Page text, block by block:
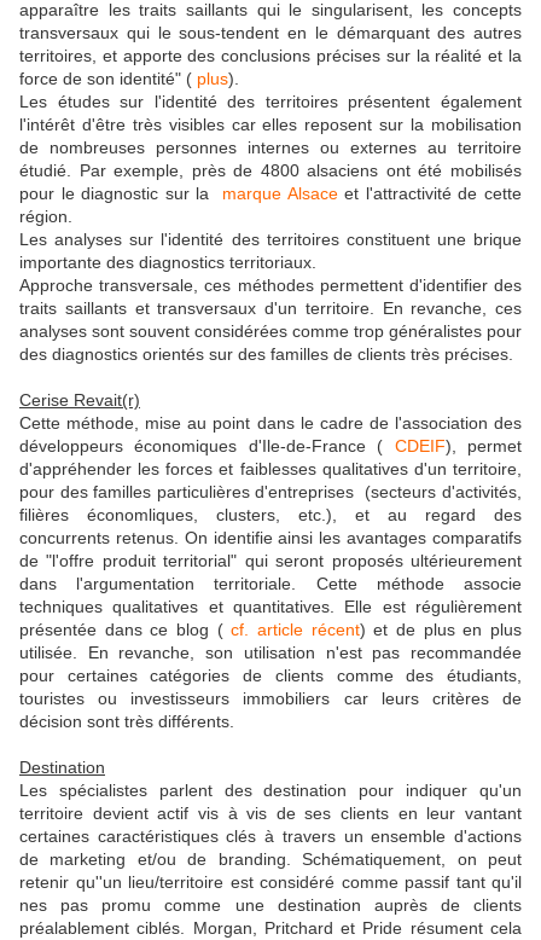
apparaître les traits saillants qui le singularisent, les concepts
transversaux qui le sous-tendent en le démarquant des autres
territoires, et apporte des conclusions précises sur la réalité et la
force de son identité" ( plus).
Les études sur l'identité des territoires présentent également
l'intérêt d'être très visibles car elles reposent sur la mobilisation
de nombreuses personnes internes ou externes au territoire
étudié. Par exemple, près de 4800 alsaciens ont été mobilisés
pour le diagnostic sur la
marque Alsaceet l'attractivité de cette
région.
Les analyses sur l'identité des territoires constituent une brique
importante des diagnostics territoriaux.
Approche transversale, ces méthodes permettent d'identifier des
traits saillants et transversaux d'un territoire. En revanche, ces
analyses sont souvent considérées comme trop généralistes pour
des diagnostics orientés sur des familles de clients très précises.
Cerise Revait(r)
Cette méthode, mise au point dans le cadre de l'association des
développeurs économiques d'Ile-de-France (
CDEIF), permet
d'appréhender les forces et faiblesses qualitatives d'un territoire,
pour des familles particulières d'entreprises (secteurs d'activités,
filières économliques, clusters, etc.), et au regard des
concurrents retenus. On identifie ainsi les avantages comparatifs
de "l'offre produit territorial" qui seront proposés ultérieurement
dans l'argumentation territoriale. Cette méthode associe
techniques qualitatives et quantitatives. Elle est régulièrement
présentée dans ce blog ( cf. article récent) et de plus en plus
utilisée. En revanche, son utilisation n'est pas recommandée
pour certaines catégories de clients comme des étudiants,
touristes ou investisseurs immobiliers car leurs critères de
décision sont très différents.
Destination
Les spécialistes parlent des destination pour indiquer qu'un
territoire devient actif vis à vis de ses clients en leur vantant
certaines caractéristiques clés à travers un ensemble d'actions
de marketing et/ou de branding. Schématiquement, on peut
retenir qu''un lieu/territoire est considéré comme passif tant qu'il
nes pas promu comme une destination auprès de clients
préalablement ciblés. Morgan, Pritchard et Pride résument cela